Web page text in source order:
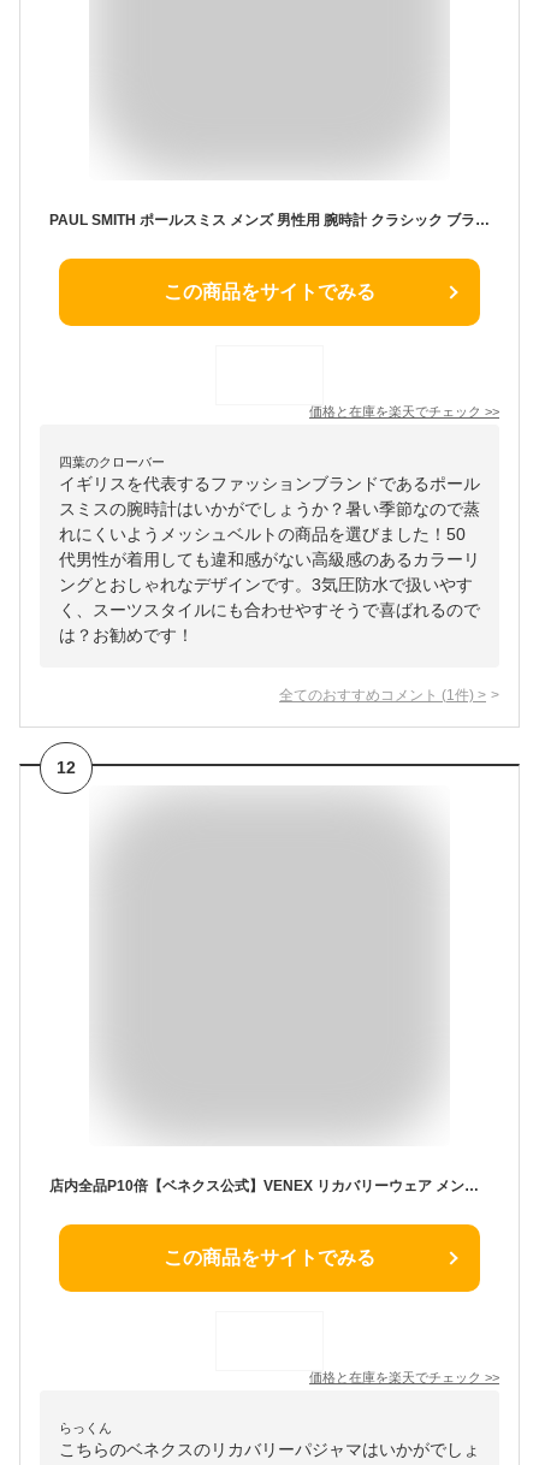
PAUL SMITH ポールスミス メンズ 男性用 腕時計 クラシック ブランド 人気 ウォッチ ギフト 3気圧防水 メッシュベルト P10102 P10103
この商品をサイトでみる
価格と在庫を楽天でチェック >>
四葉のクローバー
イギリスを代表するファッションブランドであるポール
スミスの腕時計はいかがでしょうか？暑い季節なので蒸
れにくいようメッシュベルトの商品を選びました！50
代男性が着用しても違和感がない高級感のあるカラーリ
ングとおしゃれなデザインです。3気圧防水で扱いやす
く、スーツスタイルにも合わせやすそうで喜ばれるので
は？お勧めです！
全てのおすすめコメント (1 件) >
12
店内全品P10倍【ベネクス公式】VENEX リカバリーウェア メンズ リカバリーパジャマ ニットサッカー 疲労回復パジャマ 快適 コットン混 ルームウエア 休養 快眠 ベネックス プレゼント
この商品をサイトでみる
価格と在庫を楽天でチェック >>
らっくん
こちらのベネクスのリカバリーパジャマはいかがでしょ